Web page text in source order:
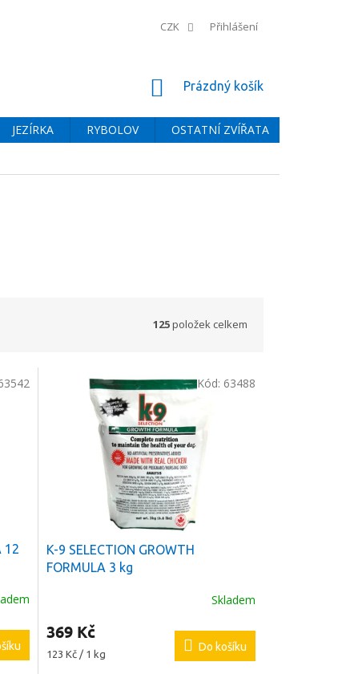
CZK Přihlášení
NÁKUPNÍ
Prázdný košík
JEZÍRKA RYBOLOV OSTATNÍ ZVÍŘATA
125položek celkem
12
K-9 SELECTION GROWTH
FORMULA 3 kg
Skladem
369 Kč
Měrná
123 Kč / 1 kg
Do košíku
Kód: 63488